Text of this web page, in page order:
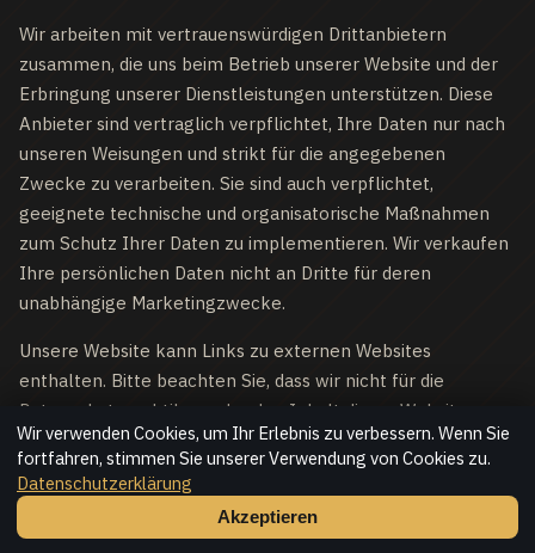
Wir arbeiten mit vertrauenswürdigen Drittanbietern
zusammen, die uns beim Betrieb unserer Website und der
Erbringung unserer Dienstleistungen unterstützen. Diese
Anbieter sind vertraglich verpflichtet, Ihre Daten nur nach
unseren Weisungen und strikt für die angegebenen
Zwecke zu verarbeiten. Sie sind auch verpflichtet,
geeignete technische und organisatorische Maßnahmen
zum Schutz Ihrer Daten zu implementieren. Wir verkaufen
Ihre persönlichen Daten nicht an Dritte für deren
unabhängige Marketingzwecke.
Unsere Website kann Links zu externen Websites
enthalten. Bitte beachten Sie, dass wir nicht für die
Datenschutzpraktiken oder den Inhalt dieser Websites
Dritter verantwortlich sind. Wir empfehlen Ihnen, deren
Datenschutzrichtlinien zu lesen, bevor Sie persönliche
Informationen angeben. Da sich die digitale Landschaft
weiterentwickelt, tun dies auch unsere Richtlinien. Wir
Wir verwenden Cookies, um Ihr Erlebnis zu verbessern. Wenn Sie
fortfahren, stimmen Sie unserer Verwendung von Cookies zu.
Datenschutzerklärung
Akzeptieren